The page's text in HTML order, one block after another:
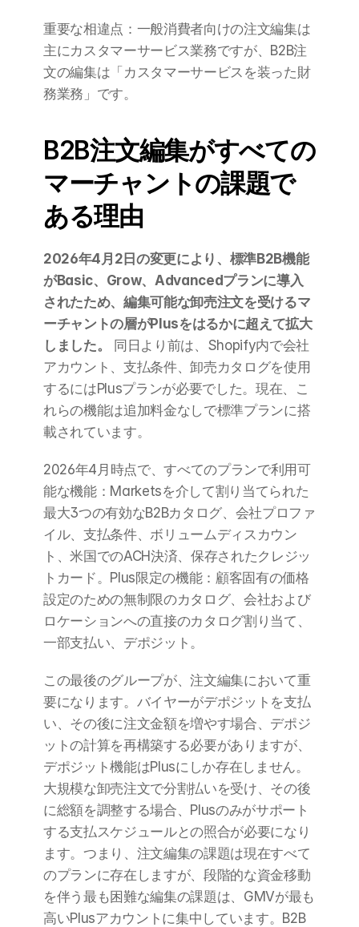
重要な相違点：一般消費者向けの注文編集は
主にカスタマーサービス業務ですが、B2B注
文の編集は「カスタマーサービスを装った財
務業務」です。
B2B注文編集がすべての
マーチャントの課題で
ある理由
2026年4月2日の変更により、標準B2B機能
がBasic、Grow、Advancedプランに導入
されたため、編集可能な卸売注文を受けるマ
ーチャントの層がPlusをはるかに超えて拡大
しました。
同日より前は、Shopify内で会社
アカウント、支払条件、卸売カタログを使用
するにはPlusプランが必要でした。現在、こ
れらの機能は追加料金なしで標準プランに搭
載されています。
2026年4月時点で、すべてのプランで利用可
能な機能：Marketsを介して割り当てられた
最大3つの有効なB2Bカタログ、会社プロファ
イル、支払条件、ボリュームディスカウン
ト、米国でのACH決済、保存されたクレジッ
トカード。Plus限定の機能：顧客固有の価格
設定のための無制限のカタログ、会社および
ロケーションへの直接のカタログ割り当て、
一部支払い、デポジット。
この最後のグループが、注文編集において重
要になります。バイヤーがデポジットを支払
い、その後に注文金額を増やす場合、デポジ
ットの計算を再構築する必要がありますが、
デポジット機能はPlusにしか存在しません。
大規模な卸売注文で分割払いを受け、その後
に総額を調整する場合、Plusのみがサポート
する支払スケジュールとの照合が必要になり
ます。つまり、注文編集の課題は現在すべて
のプランに存在しますが、段階的な資金移動
を伴う最も困難な編集の課題は、GMVが最も
高いPlusアカウントに集中しています。B2B